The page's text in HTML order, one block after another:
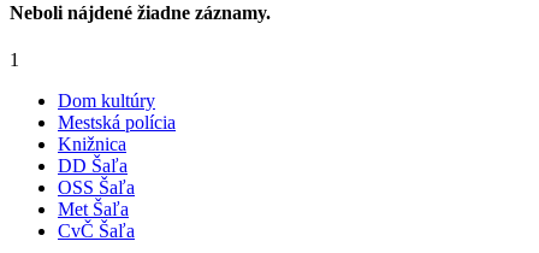
Neboli nájdené žiadne záznamy.
1
Dom kultúry
Mestská polícia
Knižnica
DD Šaľa
OSS Šaľa
Met Šaľa
CvČ Šaľa